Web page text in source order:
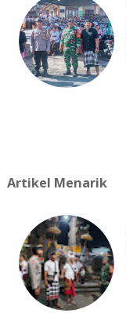
Artikel Menarik